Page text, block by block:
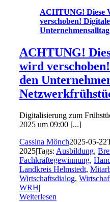
ACHTUNG! Diese
verschoben!
ACHTUNG!
wird
den
Digitalisierung zum
2025 um 09:00 [...]
Cassina Mönch2025-05-
2025|Tags: Ausbildung,
Fachkräftegewinnung,
Landkreis Helmstedt,
Wirtschaftsdialog,
WRH|
Weiterlesen